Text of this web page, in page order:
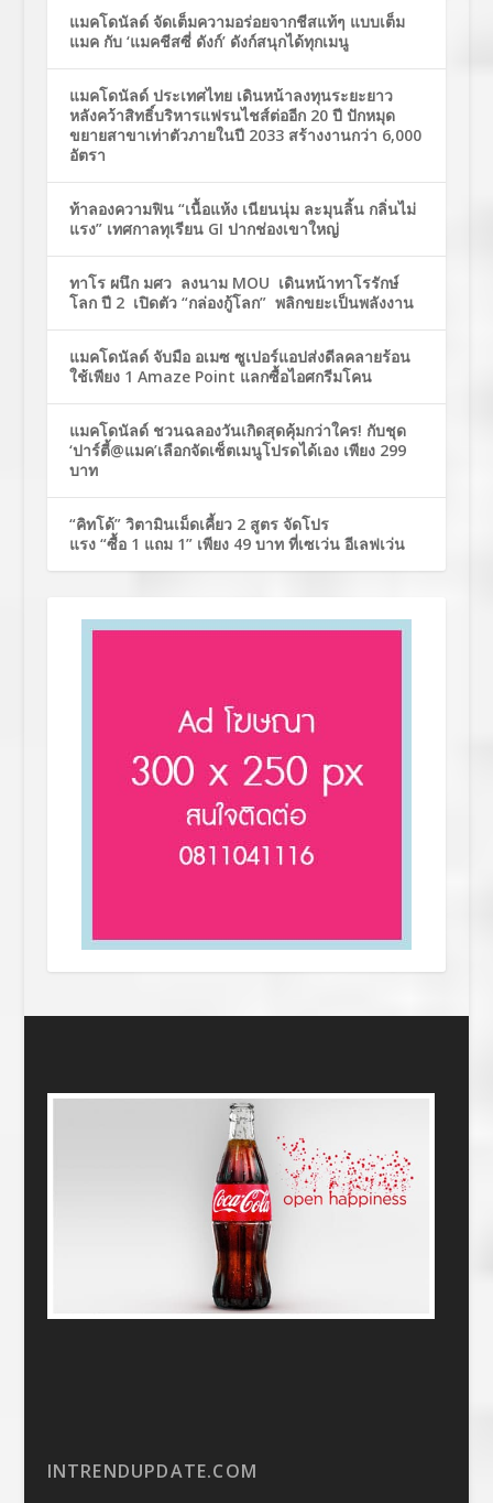
แมคโดนัลด์ จัดเต็มความอร่อยจากชีสแท้ๆ แบบเต็ม
แมค กับ ‘แมคชีสซี่ ดังก์’ ดังก์สนุกได้ทุกเมนู
แมคโดนัลด์ ประเทศไทย เดินหน้าลงทุนระยะยาว
หลังคว้าสิทธิ์บริหารแฟรนไชส์ต่ออีก 20 ปี ปักหมุด
ขยายสาขาเท่าตัวภายในปี 2033 สร้างงานกว่า 6,000
อัตรา
ท้าลองความฟิน “เนื้อแห้ง เนียนนุ่ม ละมุนลิ้น กลิ่นไม่
แรง” เทศกาลทุเรียน GI ปากช่องเขาใหญ่
ทาโร ผนึก มศว ลงนาม MOU เดินหน้าทาโรรักษ์
โลก ปี 2 เปิดตัว “กล่องกู้โลก” พลิกขยะเป็นพลังงาน
แมคโดนัลด์ จับมือ อเมซ ซูเปอร์แอปส่งดีลคลายร้อน
ใช้เพียง 1 Amaze Point แลกซื้อไอศกรีมโคน
แมคโดนัลด์ ชวนฉลองวันเกิดสุดคุ้มกว่าใคร! กับชุด
‘ปาร์ตี้@แมค’เลือกจัดเซ็ตเมนูโปรดได้เอง เพียง 299
บาท
“คิทโด้” วิตามินเม็ดเคี้ยว 2 สูตร จัดโปร
แรง “ซื้อ 1 แถม 1” เพียง 49 บาท ที่เซเว่น อีเลฟเว่น
INTRENDUPDATE.COM